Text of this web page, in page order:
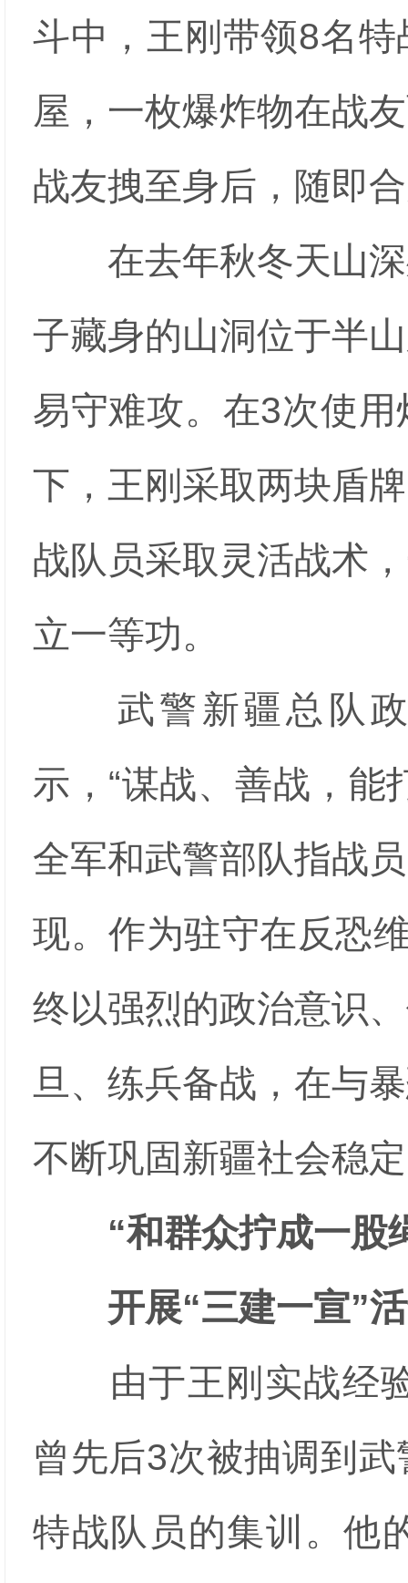
斗中，王刚带领8名
屋，一枚爆炸物在战
战友拽至身后，随即
在去年秋冬天山深
子藏身的山洞位于半
易守难攻。在3次使
下，王刚采取两块盾
战队员采取灵活战术
立一等功。
武警新疆总队政
示，“谋战、善战，能
全军和武警部队指战
现。作为驻守在反恐
终以强烈的政治意识
旦、练兵备战，在与
不断巩固新疆社会稳
“和群众拧成一股
开展“三建一宣”活
由于王刚实战经验
曾先后3次被抽调到
特战队员的集训。他